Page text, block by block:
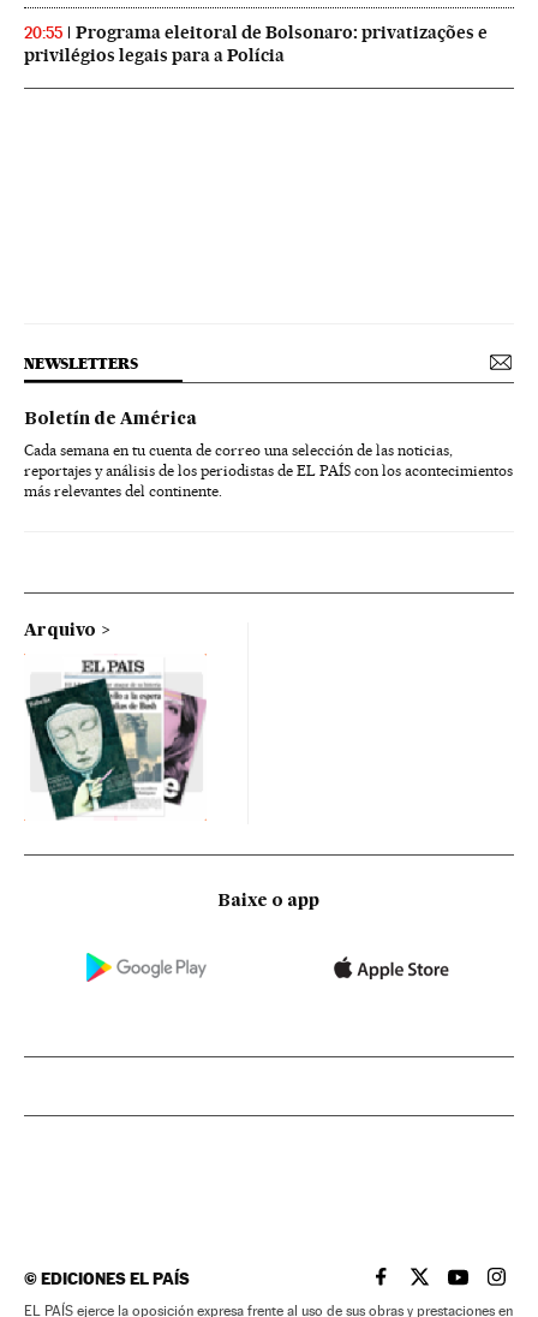
20:55
Programa eleitoral de Bolsonaro: privatizações e
privilégios legais para a Polícia
NEWSLETTERS
Boletín de América
Cada semana en tu cuenta de correo una selección de las noticias,
reportajes y análisis de los periodistas de EL PAÍS con los acontecimientos
más relevantes del continente.
Arquivo
Baixe o app
©EDICIONES EL PAÍS EL PAÍS BRASIL EN
EL PAÍSEL PAÍS
EL
EL PAÍS ejerce la oposición expresa frente al uso de sus obras y prestaciones en